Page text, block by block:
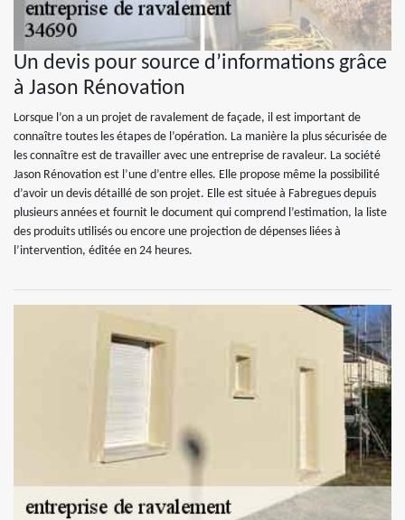
Un devis pour source d’informations grâce
à Jason Rénovation
Lorsque l’on a un projet de ravalement de façade, il est important de
connaître toutes les étapes de l’opération. La manière la plus sécurisée de
les connaître est de travailler avec une entreprise de ravaleur. La société
Jason Rénovation est l’une d’entre elles. Elle propose même la possibilité
d’avoir un devis détaillé de son projet. Elle est située à Fabregues depuis
plusieurs années et fournit le document qui comprend l’estimation, la liste
des produits utilisés ou encore une projection de dépenses liées à
l’intervention, éditée en 24 heures.